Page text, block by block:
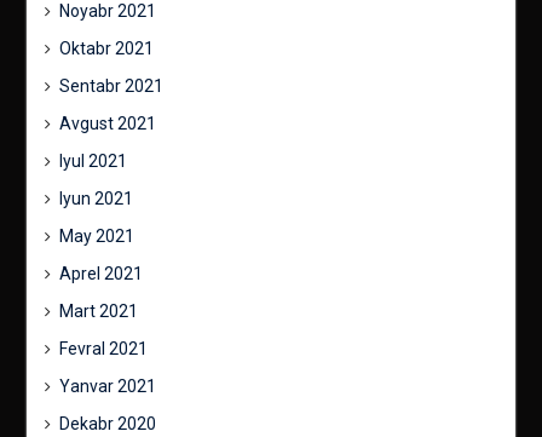
Noyabr 2021
Oktabr 2021
Sentabr 2021
Avgust 2021
Iyul 2021
Iyun 2021
May 2021
Aprel 2021
Mart 2021
Fevral 2021
Yanvar 2021
Dekabr 2020